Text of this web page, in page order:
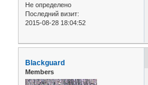
Не определено
Последний визит:
2015-08-28 18:04:52
Blackguard
Members